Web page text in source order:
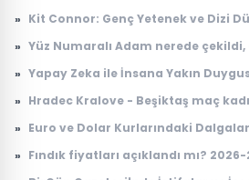
» Kit Connor: Genç Yetenek ve Dizi
» Yüz Numaralı Adam nerede
zaman çekildi?
» Yapay Zeka ile İnsana Yakın
» Hradec Kralove - Beşiktaş maç
» Euro ve Dolar Kurlarındaki
» Fındık fiyatları açıklandı mı?